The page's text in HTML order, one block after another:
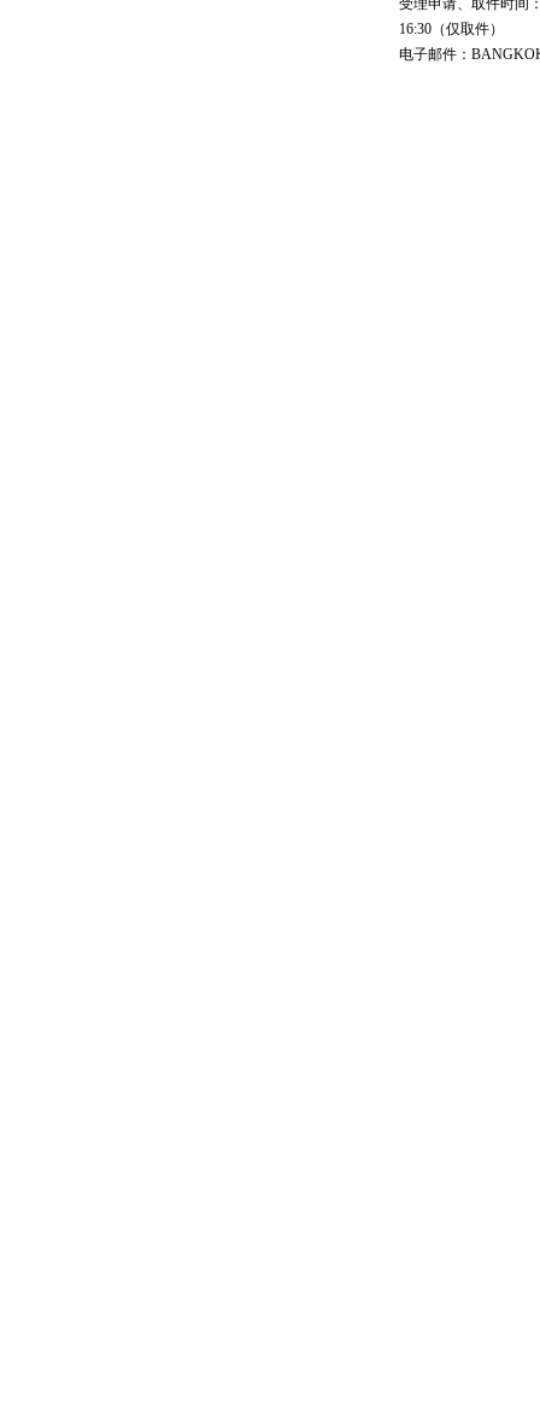
受理申请、取件时间
16:30（仅取件）
电子邮件：